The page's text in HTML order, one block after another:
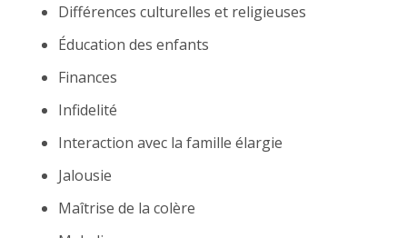
Différences culturelles et religieuses
Éducation des enfants
Finances
Infidelité
Interaction avec la famille élargie
Jalousie
Maîtrise de la colère